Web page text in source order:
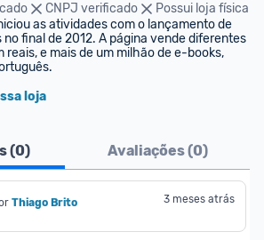
CNPJ verificado
Possui loja física
as atividades com o lançamento de
final de 2012. A página vende diferentes
reais, e mais de um milhão de e-books,
loja
(0) Avaliações (0)
Thiago Brito 3 meses atrás